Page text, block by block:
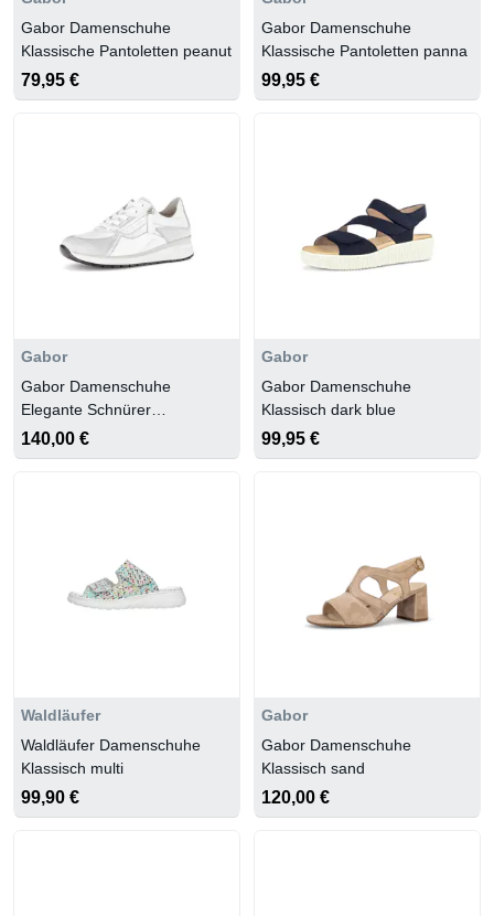
Gabor Damenschuhe
Klassische Pantoletten peanut
79,95 €
Gabor Damenschuhe
Klassische Pantoletten panna
99,95 €
Gabor
Gabor Damenschuhe
Elegante Schnürer
weiss/lightgrey
140,00 €
Gabor
Gabor Damenschuhe
Klassisch dark blue
99,95 €
Waldläufer
Waldläufer Damenschuhe
Klassisch multi
99,90 €
Gabor
Gabor Damenschuhe
Klassisch sand
120,00 €